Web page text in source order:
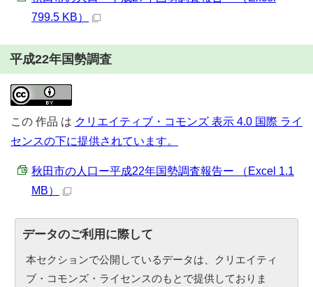
799.5 KB）
平成22年国勢調査
この 作品 は クリエイティブ・コモンズ 表示 4.0 国際 ライ
センスの下に提供されています。
秋田市の人口ー平成22年国勢調査報告ー （Excel 1.1
MB）
データのご利用に際して
本セクションで公開しているデータは、クリエイティ
ブ・コモンズ・ライセンスのもとで提供しておりま